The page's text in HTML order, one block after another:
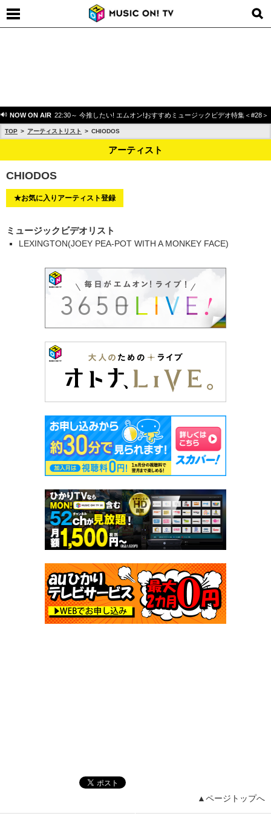
NOW ON AIR 22:30～ 今推したい! エムオン!おすすめミュージックビデオ特集＜#28＞
TOP アーティストリスト CHIODOS
アーティスト
CHIODOS
★お気に入りアーティスト登録
ミュージックビデオリスト
LEXINGTON(JOEY PEA-POT WITH A MONKEY FACE)
▲ページトップへ